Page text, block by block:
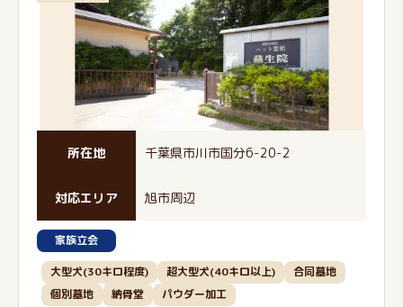
所在地 千葉県市川市国分6-20-2
対応エリア 旭市周辺
家族立会
大型犬(30キロ程度) 超大型犬(40キロ以上)
合同墓地
個別墓地
納骨堂 パウダー加工